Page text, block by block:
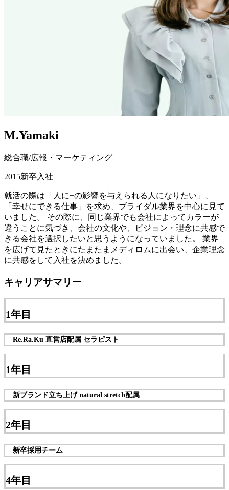
M.Yamaki
総合職/広報・マーケティング
2015新卒入社
就活の際は「人に+の影響を与えられる人になりたい」、
「幸せにできる仕事」を求め、ブライダル業界を中心に見て
いました。 その際に、同じ業界でも会社によってカラーが
違うことに気づき、会社の文化や、ビジョン・理念に共感で
きる会社を選択したいと思うようになっていました。 業界
を広げて見たときにたまたまメディロムに出会い、企業理念
に共感をして入社を決めました。
キャリアサマリー
1年目
Re.Ra.Ku 直営店配属 セラピスト
1年目
新ブランド立ち上げ natural stretch配属
2年目
新卒採用チーム
4年目